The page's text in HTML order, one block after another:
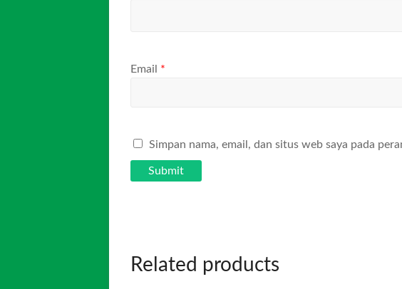
Email *
Simpan nama, email, dan situs web saya pada
Related products